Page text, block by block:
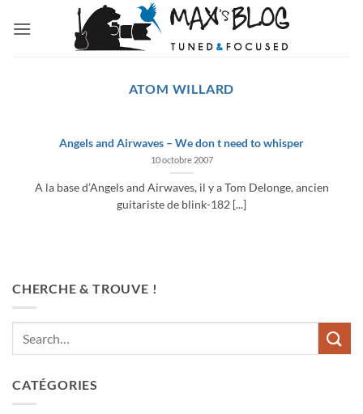
ATOM WILLARD
Angels and Airwaves – We don t need to whisper
10 octobre 2007
A la base d’Angels and Airwaves, il y a Tom Delonge, ancien
guitariste de blink-182 [...]
CHERCHE & TROUVE !
CATÉGORIES